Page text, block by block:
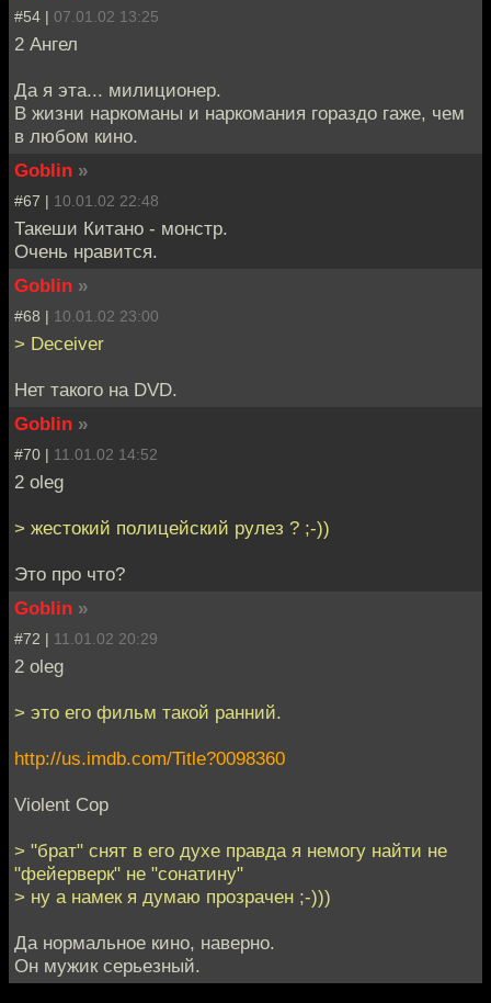
#54 | 07.01.02 13:25
2 Ангел
Да я эта... милиционер.
В жизни наркоманы и наркомания гораздо гаже, чем
в любом кино.
Goblin »
#67 | 10.01.02 22:48
Такеши Китано - монстр.
Очень нравится.
Goblin »
#68 | 10.01.02 23:00
> Deceiver
Нет такого на DVD.
Goblin »
#70 | 11.01.02 14:52
2 oleg
> жестокий полицейский рулез ? ;-))
Это про что?
Goblin »
#72 | 11.01.02 20:29
2 oleg
> это его фильм такой ранний.
http://us.imdb.com/Title?0098360
Violent Cop
> "брат" снят в его духе правда я немогу найти не
"фейерверк" не "сонатину"
> ну а намек я думаю прозрачен ;-)))
Да нормальное кино, наверно.
Он мужик серьезный.